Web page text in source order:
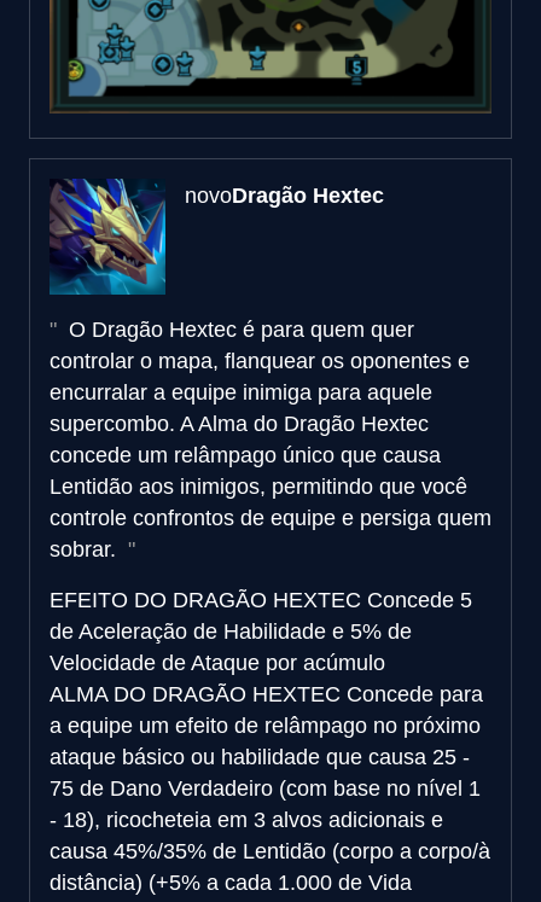
novoDragão Hextec
O Dragão Hextec é para quem quer
controlar o mapa, flanquear os oponentes e
encurralar a equipe inimiga para aquele
supercombo. A Alma do Dragão Hextec
concede um relâmpago único que causa
Lentidão aos inimigos, permitindo que você
controle confrontos de equipe e persiga quem
sobrar.
EFEITO DO DRAGÃO HEXTEC Concede 5
de Aceleração de Habilidade e 5% de
Velocidade de Ataque por acúmulo
ALMA DO DRAGÃO HEXTEC Concede para
a equipe um efeito de relâmpago no próximo
ataque básico ou habilidade que causa 25 -
75 de Dano Verdadeiro (com base no nível 1
- 18), ricocheteia em 3 alvos adicionais e
causa 45%/35% de Lentidão (corpo a corpo/à
distância) (+5% a cada 1.000 de Vida